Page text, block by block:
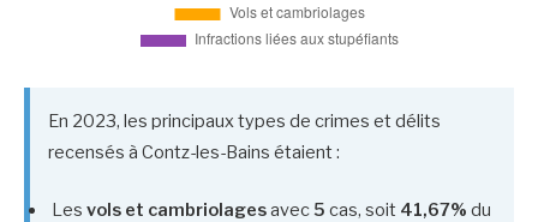
En 2023, les principaux types de crimes et délits
recensés à Contz-les-Bains étaient :
Les vols et cambriolagesavec5 cas, soit 41,67% du